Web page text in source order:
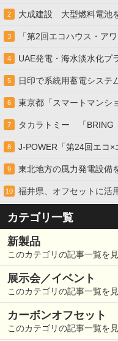
2 大成建設 大型燃料電池
3 「第2回エコハウス・ア
4 UAE発電・海水淡水化プ
5 日印で系統用蓄電システ
6 東京都「スマートマンシ
7 タカラトミー 「BRING
8 J-POWER「第24回エコ×
9 東北地方の風力発電設備
10 福井県、オフセットに活
カテゴリ一覧
新製品
このカテゴリの記事一覧を
展示会／イベント
このカテゴリの記事一覧を
カーボンオフセット
このカテゴリの記事一覧を